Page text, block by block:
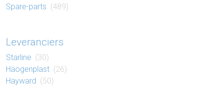
Spare-parts (489)
Leveranciers
Starline (30)
Haogenplast (26)
Hayward (50)